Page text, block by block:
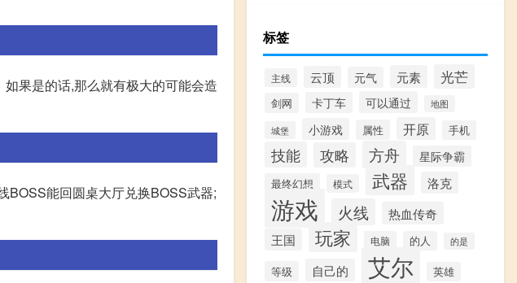
果是的话,那么就有极大的可能会造
BOSS能回圆桌大厅兑换BOSS武器;
标签
主线 云顶 元气 元素 光芒
剑网 卡丁车 可以通过 地图
城堡 小游戏 属性 开原 手机
技能 攻略 方舟 星际争霸
最终幻想 模式 武器 洛克
游戏 火线 热血传奇
王国 玩家 电脑 的人 的是
等级 自己的 艾尔 英雄